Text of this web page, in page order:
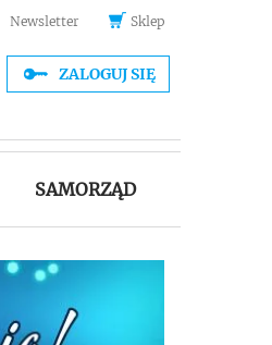
Newsletter Sklep
ZALOGUJ SIĘ
SAMORZĄD